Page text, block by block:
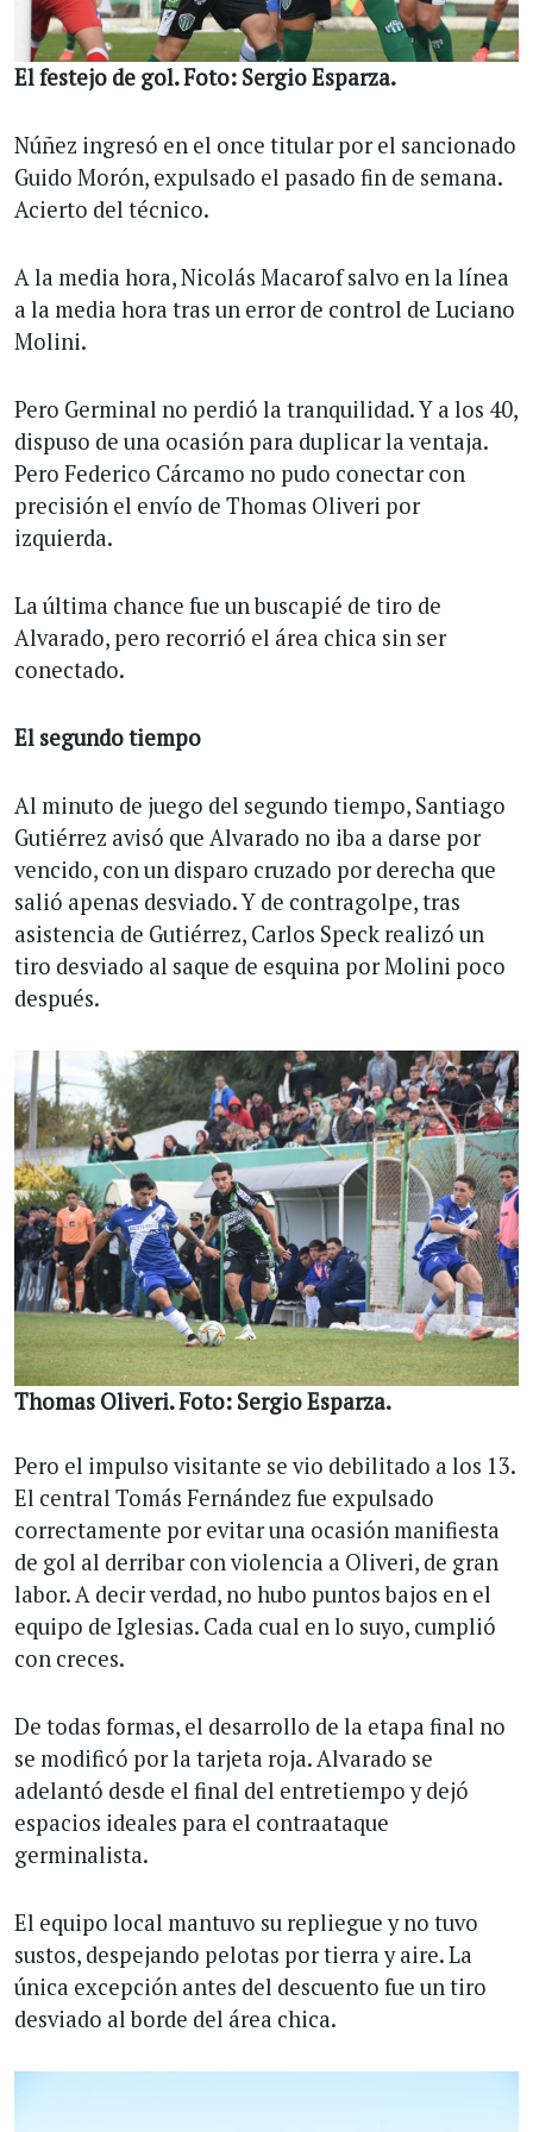
El festejo de gol. Foto: Sergio Esparza.
Núñez ingresó en el once titular por el sancionado
Guido Morón, expulsado el pasado fin de semana.
Acierto del técnico.
A la media hora, Nicolás Macarof salvo en la línea
a la media hora tras un error de control de Luciano
Molini.
Pero Germinal no perdió la tranquilidad. Y a los 40,
dispuso de una ocasión para duplicar la ventaja.
Pero Federico Cárcamo no pudo conectar con
precisión el envío de Thomas Oliveri por
izquierda.
La última chance fue un buscapié de tiro de
Alvarado, pero recorrió el área chica sin ser
conectado.
El segundo tiempo
Al minuto de juego del segundo tiempo, Santiago
Gutiérrez avisó que Alvarado no iba a darse por
vencido, con un disparo cruzado por derecha que
salió apenas desviado. Y de contragolpe, tras
asistencia de Gutiérrez, Carlos Speck realizó un
tiro desviado al saque de esquina por Molini poco
después.
Thomas Oliveri. Foto: Sergio Esparza.
Pero el impulso visitante se vio debilitado a los 13.
El central Tomás Fernández fue expulsado
correctamente por evitar una ocasión manifiesta
de gol al derribar con violencia a Oliveri, de gran
labor. A decir verdad, no hubo puntos bajos en el
equipo de Iglesias. Cada cual en lo suyo, cumplió
con creces.
De todas formas, el desarrollo de la etapa final no
se modificó por la tarjeta roja. Alvarado se
adelantó desde el final del entretiempo y dejó
espacios ideales para el contraataque
germinalista.
El equipo local mantuvo su repliegue y no tuvo
sustos, despejando pelotas por tierra y aire. La
única excepción antes del descuento fue un tiro
desviado al borde del área chica.